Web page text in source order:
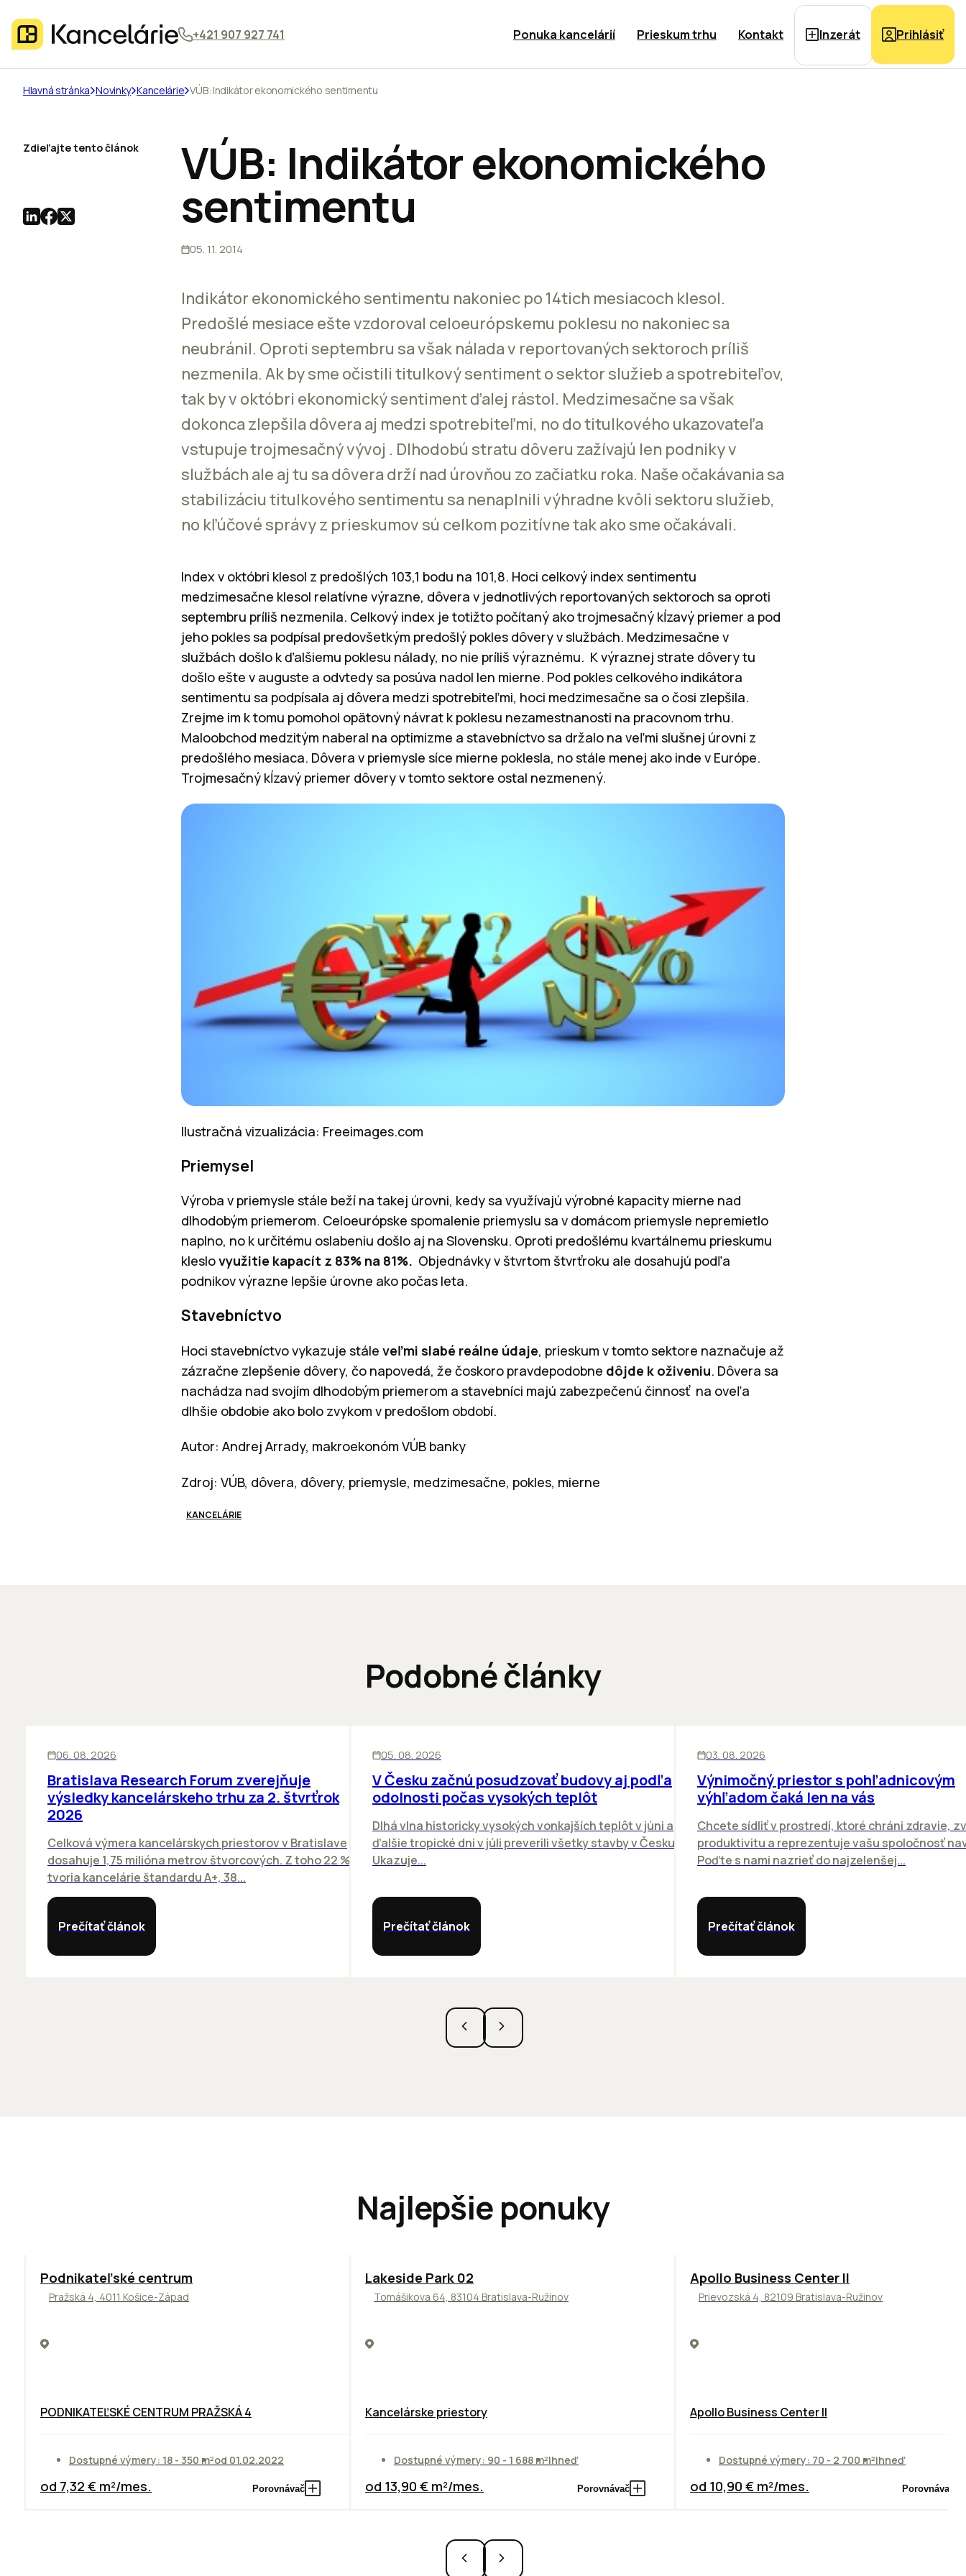
+421 907 927 741 Ponuka kancelárií Prieskum trhu Kontakt Inzerát Prihlásiť
Hlavná stránka Novinky Kancelárie VÚB: Indikátor ekonomického sentimentu
VÚB: Indikátor ekonomického
sentimentu
05. 11. 2014
Indikátor ekonomického sentimentu nakoniec po 14tich mesiacoch klesol.
Predošlé mesiace ešte vzdoroval celoeurópskemu poklesu no nakoniec sa
neubránil. Oproti septembru sa však nálada v reportovaných sektoroch príliš
nezmenila. Ak by sme očistili titulkový sentiment o sektor služieb a spotrebiteľov,
tak by v októbri ekonomický sentiment ďalej rástol. Medzimesačne sa však
dokonca zlepšila dôvera aj medzi spotrebiteľmi, no do titulkového ukazovateľa
vstupuje trojmesačný vývoj . Dlhodobú stratu dôveru zažívajú len podniky v
službách ale aj tu sa dôvera drží nad úrovňou zo začiatku roka. Naše očakávania sa
stabilizáciu titulkového sentimentu sa nenaplnili výhradne kvôli sektoru služieb,
no kľúčové správy z prieskumov sú celkom pozitívne tak ako sme očakávali.
Index v októbri klesol z predošlých 103,1 bodu na 101,8. Hoci celkový index sentimentu
medzimesačne klesol relatívne výrazne, dôvera v jednotlivých reportovaných sektoroch sa oproti
septembru príliš nezmenila. Celkový index je totižto počítaný ako trojmesačný kĺzavý priemer a pod
jeho pokles sa podpísal predovšetkým predošlý pokles dôvery v službách. Medzimesačne v
službách došlo k ďalšiemu poklesu nálady, no nie príliš výraznému. K výraznej strate dôvery tu
došlo ešte v auguste a odvtedy sa posúva nadol len mierne. Pod pokles celkového indikátora
sentimentu sa podpísala aj dôvera medzi spotrebiteľmi, hoci medzimesačne sa o čosi zlepšila.
Zrejme im k tomu pomohol opätovný návrat k poklesu nezamestnanosti na pracovnom trhu.
Maloobchod medzitým naberal na optimizme a stavebníctvo sa držalo na veľmi slušnej úrovni z
predošlého mesiaca. Dôvera v priemysle síce mierne poklesla, no stále menej ako inde v Európe.
Trojmesačný kĺzavý priemer dôvery v tomto sektore ostal nezmenený.
Ilustračná vizualizácia: Freeimages.com
Priemysel
Výroba v priemysle stále beží na takej úrovni, kedy sa využívajú výrobné kapacity mierne nad
dlhodobým priemerom. Celoeurópske spomalenie priemyslu sa v domácom priemysle nepremietlo
naplno, no k určitému oslabeniu došlo aj na Slovensku. Oproti predošlému kvartálnemu prieskumu
kleslovyužitie kapacít z 83% na 81%. Objednávky v štvrtom štvrťroku ale dosahujú podľa
podnikov výrazne lepšie úrovne ako počas leta.
Stavebníctvo
Hoci stavebníctvo vykazuje stále veľmi slabé reálne údaje, prieskum v tomto sektore naznačuje až
zázračne zlepšenie dôvery, čo napovedá, že čoskoro pravdepodobne dôjde k oživeniu. Dôvera sa
nachádza nad svojím dlhodobým priemerom a stavebníci majú zabezpečenú činnosť na oveľa
dlhšie obdobie ako bolo zvykom v predošlom období.
Autor: Andrej Arrady, makroekonóm VÚB banky
Zdroj: VÚB, dôvera, dôvery, priemysle, medzimesačne, pokles, mierne
KANCELÁRIE
Zdieľajte tento článok
Podobné články
06. 08. 2026
Bratislava Research Forum zverejňuje
výsledky kancelárskeho trhu za 2. štvrťrok
2026
Celková výmera kancelárskych priestorov v Bratislave
dosahuje 1,75 milióna metrov štvorcových. Z toho 22 %
tvoria kancelárie štandardu A+, 38...
Prečítať článok
05. 08. 2026
V Česku začnú posudzovať budovy aj podľa
odolnosti počas vysokých teplôt
Dlhá vlna historicky vysokých vonkajších teplôt v júni a
ďalšie tropické dni v júli preverili všetky stavby v Česku.
Ukazuje...
Prečítať článok
03. 08. 2026
Výnimočný priestor s pohľadnicovým
výhľadom čaká len na vás
Chcete sídliť v prostredí, ktoré chráni zdravie,
produktivitu a reprezentuje vašu spoločnosť
Poďte s nami nazrieť do najzelenšej...
Prečítať článok
Najlepšie ponuky
ODPORÚČAME
Podnikateľské centrum
Pražská 4, 4011 Košice-Západ
PODNIKATEĽSKÉ CENTRUM PRAŽSKÁ 4
Dostupné výmery: 18 - 350 m²od 01.02.2022
od 7,32 € m²/mes. Porovnávač
ODPORÚČAME
Lakeside Park 02
Tomášikova 64, 83104 Bratislava-Ružinov
Kancelárske priestory
Dostupné výmery: 90 - 1 688 m²Ihneď
od 13,90 € m²/mes. Porovnávač
TOP NOVINKA ODPORÚČAME
Apollo Business Center II
Prievozská 4, 82109 Bratislava-Ružinov
Apollo Business Center II
Dostupné výmery: 70 - 2 700 m²Ihneď
od 10,90 € m²/mes. Porovnávač